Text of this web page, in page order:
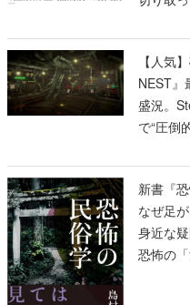
【人気
NEST』
盛況。
で“圧倒
新書『
なぜ足
身近な
恐怖の